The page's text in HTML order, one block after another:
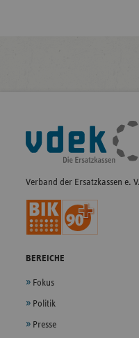
Fußleisten-
Navigation
Verband der Ersatzkassen e.
BEREICHE
Fokus
Politik
Presse